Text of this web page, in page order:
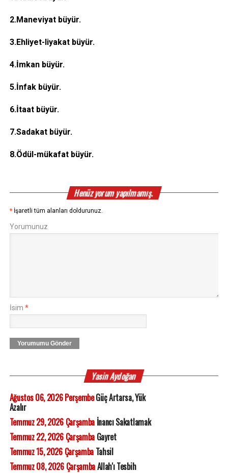
2.Maneviyat büyür.
3.Ehliyet-liyakat büyür.
4.İmkan büyür.
5.İnfak büyür.
6.İtaat büyür.
7.Sadakat büyür.
8.Ödül-mükafat büyür.
Henüz yorum yapılmamış.
* İşaretli tüm alanları doldurunuz.
Yorumunuz
İsim *
Yorumumu Gönder
Yasin Aydoğan
Ağustos 06, 2026 PerşembeGüç Artarsa, Yük
Azalır
Temmuz 29, 2026 Çarşambaİnancı Sakatlamak
Temmuz 22, 2026 ÇarşambaGayret
Temmuz 15, 2026 ÇarşambaTahsil
Temmuz 08, 2026 ÇarşambaAllah'ı Tesbih